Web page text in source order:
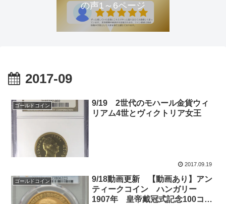
の声1～6ページ
2017-09
ゴールドコイン
9/19 2世代のモハール金貨ウィ
リアム4世とヴィクトリア女王
2017.09.19
ゴールドコイン
9/18動画更新 【動画あり】アン
ティークコイン ハンガリー
1907年 皇帝戴冠式記念100コロ